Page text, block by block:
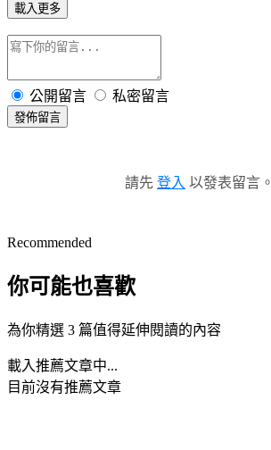
載入更多
公開留言 私密留言
發佈留言
請先 登入 以發表留言。
Recommended
你可能也喜歡
為你精選 3 篇值得延伸閱讀的內容
載入推薦文章中...
目前沒有推薦文章